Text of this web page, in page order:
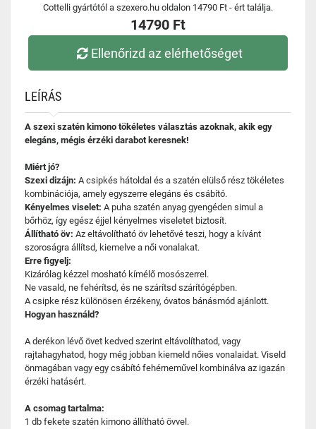
Cottelli gyártótól a szexero.hu oldalon 14790 Ft - ért találja.
14790 Ft
Ellenőrizd az elérhetőséget
LEÍRÁS
A szexi szatén kimono tökéletes választás azoknak, akik egy
elegáns, mégis érzéki darabot keresnek!
Miért jó?
Szexi dizájn: A csipkés hátoldal és a szatén elülső rész tökéletes
kombinációja, amely egyszerre elegáns és csábító.
Kényelmes viselet: A puha szatén anyag gyengéden simul a
bőrhöz, így egész éjjel kényelmes viseletet biztosít.
Állítható öv: Az eltávolítható öv lehetővé teszi, hogy a kívánt
szoroságra állítsd, kiemelve a női vonalakat.
Erre figyelj:
Kizárólag kézzel mosható kímélő mosószerrel.
Ne vasald, ne fehérítsd, és ne szárítsd szárítógépben.
A csipke rész különösen érzékeny, óvatos bánásmód ajánlott.
Hogyan használd?
A derékon lévő övet kedved szerint eltávolíthatod, vagy
rajtahagyhatod, hogy még jobban kiemeld nőies vonalaidat. Viseld
önmagában vagy egy csábító fehérneművel kombinálva az igazán
érzéki hatásért.
A csomag tartalma:
1 db fekete szatén kimono állítható övvel.